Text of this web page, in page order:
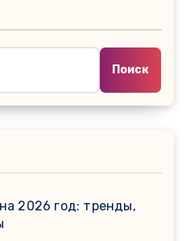
Поиск
2026 год: тренды,